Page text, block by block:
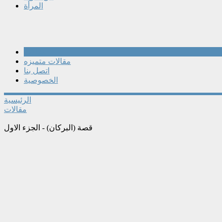
المرأة
مقالات متميزه
اتصل بنا
الخصوصية
الرئيسية
مقالات
قصة (البركان) - الجزء الاول